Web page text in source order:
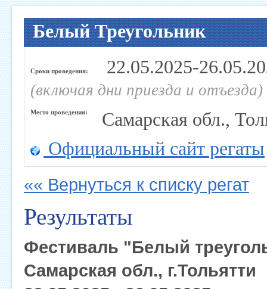
Белый Треугольник
Сроки проведения: 22.05.2025-
(включая дни приезда и отъезда)
Место проведения:
Самарская обл.,
Официальный сайт регаты
«« Вернуться к списку регат
Результаты
Фестиваль "Белый
Самарская обл., г.Тольятти